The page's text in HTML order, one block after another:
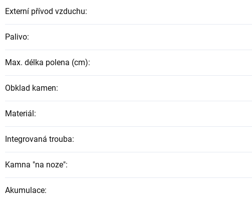
Externí přívod vzduchu:
Palivo:
Max. délka polena (cm):
Obklad kamen:
Materiál:
Integrovaná trouba:
Kamna "na noze":
Akumulace: